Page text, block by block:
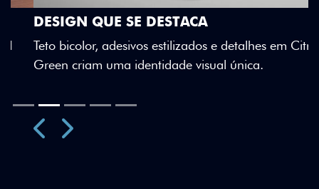
DESIGN QUE SE DESTACA
Teto bicolor, adesivos estilizados e detalhes em Citrus
Green criam uma identidade visual única.
Previous
Next